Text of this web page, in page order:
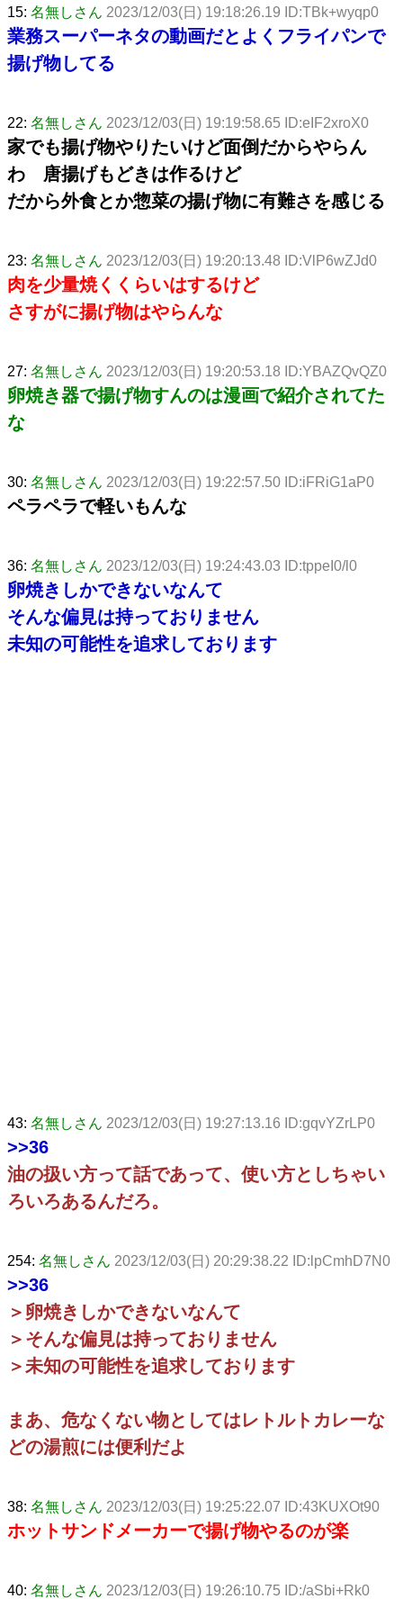
15: 名無しさん 2023/12/03(日) 19:18:26.19 ID:TBk+wyqp0
業務スーパーネタの動画だとよくフライパンで
揚げ物してる
22: 名無しさん 2023/12/03(日) 19:19:58.65 ID:eIF2xroX0
家でも揚げ物やりたいけど面倒だからやらん
わ 唐揚げもどきは作るけど
だから外食とか惣菜の揚げ物に有難さを感じる
23: 名無しさん 2023/12/03(日) 19:20:13.48 ID:VlP6wZJd0
肉を少量焼くくらいはするけど
さすがに揚げ物はやらんな
27: 名無しさん 2023/12/03(日) 19:20:53.18 ID:YBAZQvQZ0
卵焼き器で揚げ物すんのは漫画で紹介されてた
な
30: 名無しさん 2023/12/03(日) 19:22:57.50 ID:iFRiG1aP0
ペラペラで軽いもんな
36: 名無しさん 2023/12/03(日) 19:24:43.03 ID:tppeI0/l0
卵焼きしかできないなんて
そんな偏見は持っておりません
未知の可能性を追求しております
43: 名無しさん 2023/12/03(日) 19:27:13.16 ID:gqvYZrLP0
>>36
油の扱い方って話であって、使い方としちゃい
ろいろあるんだろ。
254: 名無しさん 2023/12/03(日) 20:29:38.22 ID:lpCmhD7N0
>>36
＞卵焼きしかできないなんて
＞そんな偏見は持っておりません
＞未知の可能性を追求しております
まあ、危なくない物としてはレトルトカレーな
どの湯煎には便利だよ
38: 名無しさん 2023/12/03(日) 19:25:22.07 ID:43KUXOt90
ホットサンドメーカーで揚げ物やるのが楽
40: 名無しさん 2023/12/03(日) 19:26:10.75 ID:/aSbi+Rk0